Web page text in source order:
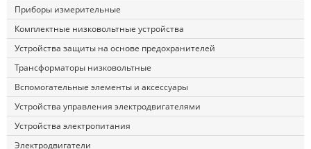
Приборы измерительные
Комплектные низковольтные устройства
Устройства защиты на основе предохранителей
Трансформаторы низковольтные
Вспомогательные элементы и аксессуары
Устройства управления электродвигателями
Устройства электропитания
Электродвигатели